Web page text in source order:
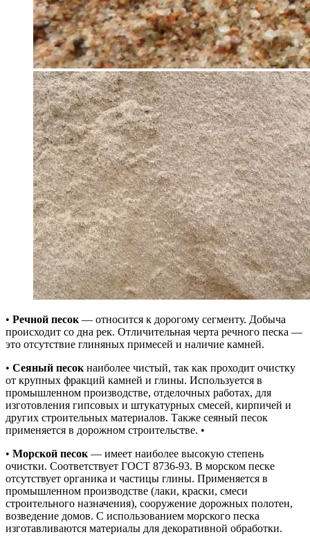
• Речной песок — относится к дорогому сегменту. Добыча
происходит со дна рек. Отличительная черта речного песка —
это отсутствие глиняных примесей и наличие камней.
• Сеяный песок наиболее чистый, так как проходит очистку
от крупных фракций камней и глины. Используется в
промышленном производстве, отделочных работах, для
изготовления гипсовых и штукатурных смесей, кирпичей и
других строительных материалов. Также сеяный песок
применяется в дорожном строительстве. •
• Морской песок — имеет наиболее высокую степень
очистки. Соответствует ГОСТ 8736-93. В морском песке
отсутствует органика и частицы глины. Применяется в
промышленном производстве (лаки, краски, смеси
строительного назначения), сооружение дорожных полотен,
возведение домов. С использованием морского песка
изготавливаются материалы для декоративной обработки.